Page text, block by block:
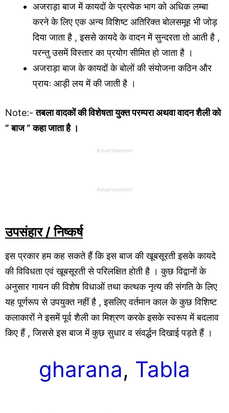
अजराड़ा बाज में कायदों के प्रत्येक भाग को अधिक लम्बा
करने के लिए एक अन्य विशिष्ट अतिरिक्त बोलसमूह भी जोड़
दिया जाता है , इससे कायदे के वादन में सुन्दरता तो आती है ,
परन्तु उसमें विस्तार का प्रयोग सीमित हो जाता है ।
अजराड़ा बाज के कायदों के बोलों की संयोजना कठिन और
प्रायः आड़ी लय में की जाती है ।
Note:-तबला वादकों की विशेषता युक्त परम्परा अथवा वादन शैली को
” बाज ” कहा जाता है ।
Advertisement
Advertisement
उपसंहार / निष्कर्ष
इस प्रकार हम कह सकते हैं कि इस बाज की खूबसूरती इसके कायदे
की विविधता एवं खूबसूरती से परिलक्षित होती है । कुछ विद्वानों के
अनुसार गायन की विशेष विधाओं तथा कत्थक नृत्य की संगति के लिए
यह पूर्णरूप से उपयुक्त नहीं है , इसलिए वर्तमान काल के कुछ विशिष्ट
कलाकारों ने इसमें पूर्व शैली का मिश्रण करके इसके स्वरूप में बदलाव
किए हैं , जिससे इस बाज में कुछ सुधार व संवर्द्धन दिखाई पड़ते हैं ।
gharana, Tabla